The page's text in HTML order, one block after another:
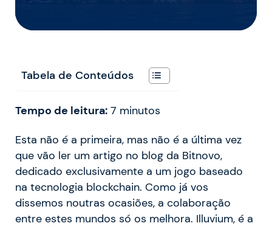
Tabela de Conteúdos
Tempo de leitura: 7 minutos
Esta não é a primeira, mas não é a última vez
que vão ler um artigo no blog da Bitnovo,
dedicado exclusivamente a um jogo baseado
na tecnologia blockchain. Como já vos
dissemos noutras ocasiões, a colaboração
entre estes mundos só os melhora. Illuvium, é a